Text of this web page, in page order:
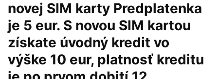
novej SIM karty Predplatenka
je 5 eur. S novou SIM kartou
získate úvodný kredit vo
výške 10 eur, platnosť kreditu